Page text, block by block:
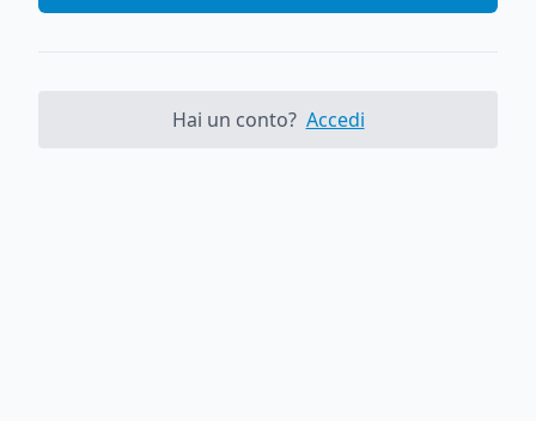
Hai un conto? Accedi